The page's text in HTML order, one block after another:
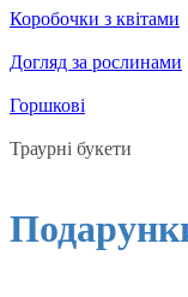
Коробочки з квітами
Догляд за рослинами
Горшкові
Траурні букети